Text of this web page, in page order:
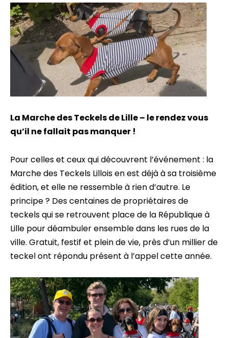
La Marche des Teckels de Lille – le rendez vous
qu’il ne fallait pas manquer !
Pour celles et ceux qui découvrent l’événement : la
Marche des Teckels Lillois en est déjà à sa troisième
édition, et elle ne ressemble à rien d’autre. Le
principe ? Des centaines de propriétaires de
teckels qui se retrouvent place de la République à
Lille pour déambuler ensemble dans les rues de la
ville. Gratuit, festif et plein de vie, près d’un millier de
teckel ont répondu présent à l’appel cette année.